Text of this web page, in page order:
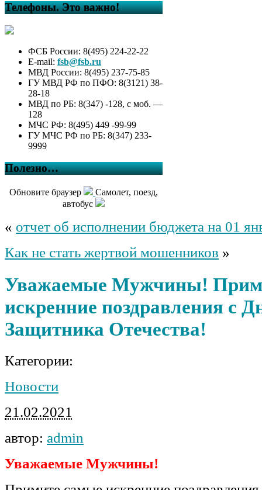
Телефоны. Это важно!
ФСБ России: 8(495) 224-22-22
E-mail: fsb@fsb.ru
МВД России: 8(495) 237-75-85
ГУ МВД РФ по ПФО: 8(3121) 38-
28-18
МВД по РБ: 8(347) -128, с моб. —
128
МЧС РФ: 8(495) 449 -99-99
ГУ МЧС РФ по РБ: 8(347) 233-
9999
Полезно…
Обновите браузер
Самолет, поезд,
автобус
« отчет об исполнении бюджета на 01
Как не стать жертвой мошенников »
Уважаемые Мужчины!
искренние поздравления с
Защитника Отечества!
Категории:
Новости
21.02.2021
автор: admin
Уважаемые Мужчины!